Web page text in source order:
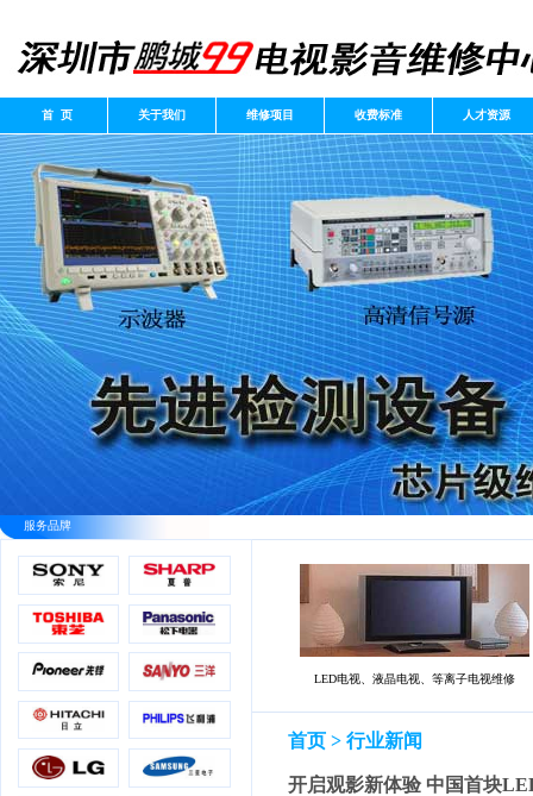
首 页 关于我们 维修项目 收费标准 人才资源
服务品牌
LED电视、液晶电视、等离子电视维修
首页 > 行业新闻
开启观影新体验 中国首块